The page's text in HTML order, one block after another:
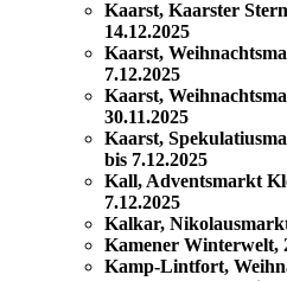
Kaarst, Kaarster
14.12.2025
Kaarst,
7.12.2025
Kaarst,
30.11.2025
Kaarst,
bis 7.12.2025
Kall, Adventsmarkt
7.12.2025
Kalkar,
Kamener Winterwelt,
Kamp-Lintfort,